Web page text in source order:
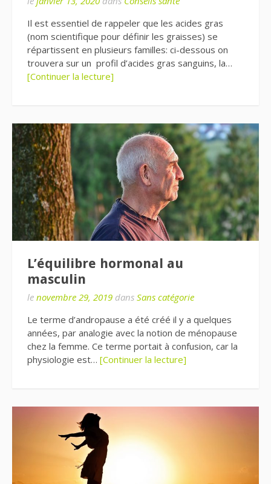
Il est essentiel de rappeler que les acides gras
(nom scientifique pour définir les graisses) se
répartissent en plusieurs familles: ci-dessous on
trouvera sur un profil d’acides gras sanguins, la…
[Continuer la lecture]
L’équilibre hormonal au
masculin
le novembre 29, 2019 dans Sans catégorie
Le terme d’andropause a été créé il y a quelques
années, par analogie avec la notion de ménopause
chez la femme. Ce terme portait à confusion, car la
physiologie est… [Continuer la lecture]